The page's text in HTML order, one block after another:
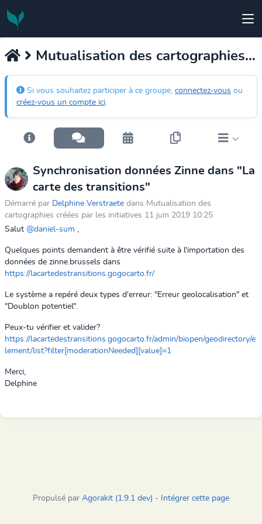
Mutualisation des cartographies créées par les initiatives
Si vous souhaitez participer à ce groupe, connectez-vous ou
créez-vous un compte ici.
Synchronisation données Zinne dans "La
carte des transitions"
Démarré par Delphine Verstraete dans Mutualisation des
cartographies créées par les initiatives 11 juin 2019 10:25
Salut @daniel-sum ,
Quelques points demandent à être vérifié suite à l'importation des
données de zinne.brussels dans
https://lacartedestransitions.gogocarto.fr/
Le système a repéré deux types d'erreur: "Erreur geolocalisation" et
"Doublon potentiel".
Peux-tu vérifier et valider?
https://lacartedestransitions.gogocarto.fr/admin/biopen/geodirectory/e
lement/list?filter[moderationNeeded][value]=1
Merci,
Delphine
Propulsé par Agorakit (1.9.1 dev) - Intégrer cette page